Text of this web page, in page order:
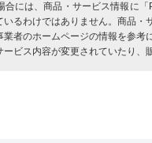
合には、商品・サービス情報に
いるわけではありません。商品
者のホームページの情報を参
ビス内容が変更されていたり、